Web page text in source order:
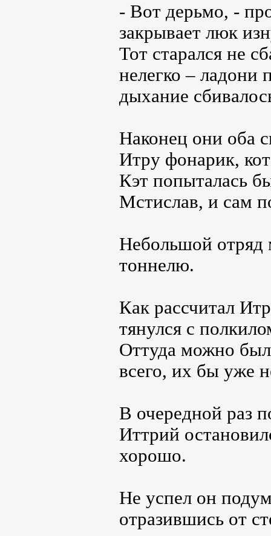
- Вот дерьмо, -
закрывает люк
Тот старался не
нелегко – ладони
дыхание
Наконец они оба
Итру фонарик,
Кэт попыталась
Мстислав, и сам
Небольшой отряд
тоннелю.
Как рассчитал
тянулся с
Оттуда можно
всего, их бы уже
В очередной раз
Иттрий
хорошо.
Не успел он
отразившись от